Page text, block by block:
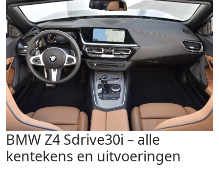
BMW Z4 Sdrive30i – alle
kentekens en uitvoeringen